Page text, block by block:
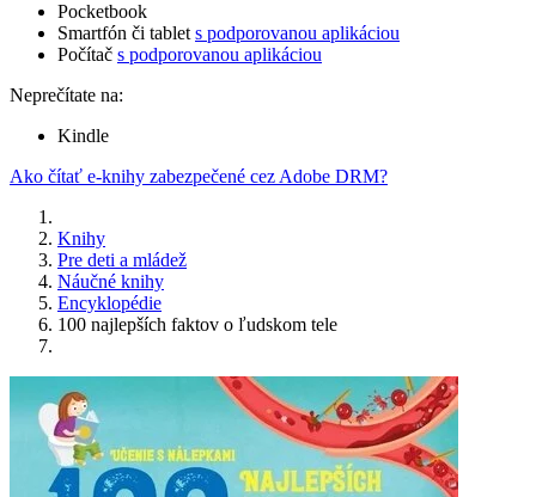
Pocketbook
Smartfón či tablet s podporovanou aplikáciou
Počítač s podporovanou aplikáciou
Neprečítate na:
Kindle
Ako čítať e-knihy zabezpečené cez Adobe DRM?
Knihy
Pre deti a mládež
Náučné knihy
Encyklopédie
100 najlepších faktov o ľudskom tele